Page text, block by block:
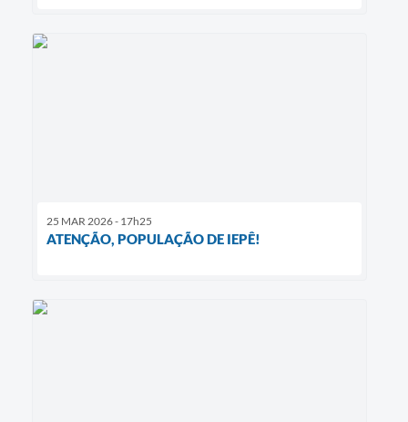
25 MAR 2026 - 17h25
ATENÇÃO, POPULAÇÃO DE IEPÊ!